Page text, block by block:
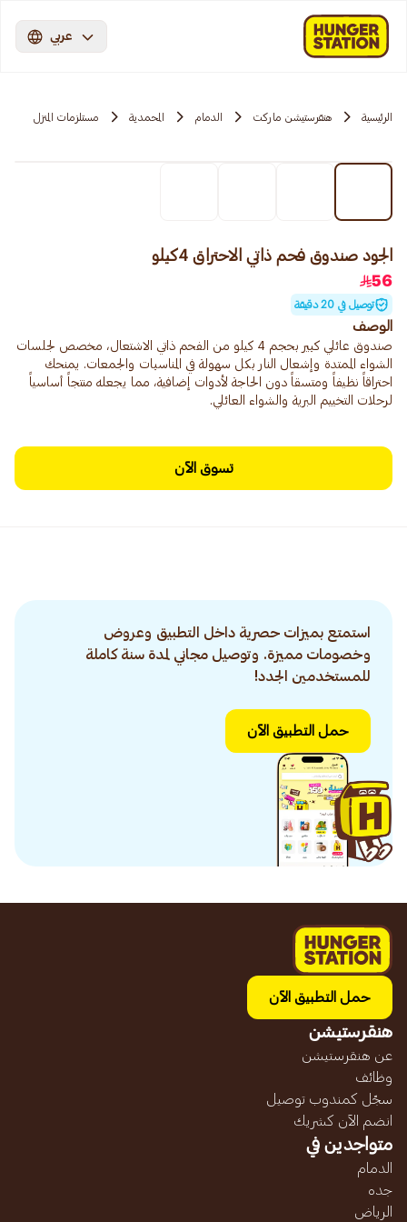
عربي
الرئيسية هنقرستيشن ماركت الدمام المحمدية مستلزمات المنزل
الجود صندوق فحم ذاتي الاحتراق 4كيلو
56
توصيل في 20 دقيقة
الوصف
صندوق عائلي كبير بحجم 4 كيلو من الفحم ذاتي الاشتعال، مخصص لجلسات
الشواء الممتدة وإشعال النار بكل سهولة في المناسبات والجمعات. يمنحك
احتراقاً نظيفاً ومتسقاً دون الحاجة لأدوات إضافية، مما يجعله منتجاً أساسياً
لرحلات التخييم البرية والشواء العائلي.
تسوق الآن
استمتع بميزات حصرية داخل التطبيق وعروض
وخصومات مميزة. وتوصيل مجاني لمدة سنة كاملة
للمستخدمين الجدد!
حمل التطبيق الآن
حمل التطبيق الآن
هنقرستيشن
عن هنقرستيشن
وظائف
سجّل كمندوب توصيل
انضم الآن كشريك
متواجدين في
الدمام
جده
الرياض